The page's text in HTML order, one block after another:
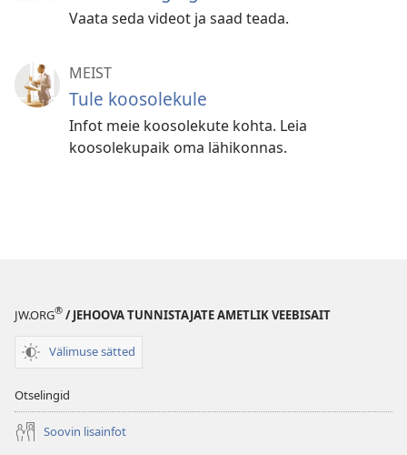
Vaata seda videot ja saad teada.
MEIST
Tule koosolekule
Infot meie koosolekute kohta. Leia
koosolekupaik oma lähikonnas.
JW.ORG® / JEHOOVA TUNNISTAJATE AMETLIK VEEBISAIT
Välimuse sätted
Otselingid
Soovin lisainfot